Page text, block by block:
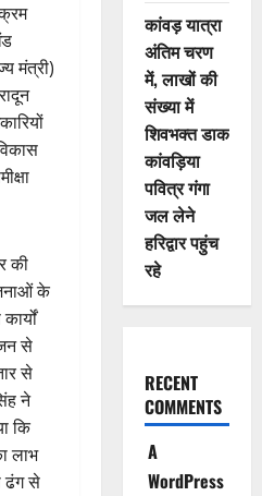
मंत्री)
की
के
से
से
ने
कि
लाभ
ढंग से
कांवड़ यात्रा
अंतिम चरण
में, लाखों की
संख्या में
शिवभक्त डाक
कांवड़िया
पवित्र गंगा
जल लेने
हरिद्वार पहुंच
रहे
RECENT
COMMENTS
A
WordPress